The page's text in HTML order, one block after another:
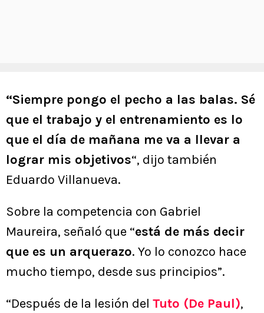
“Siempre pongo el pecho a las balas. Sé
que el trabajo y el entrenamiento es lo
que el día de mañana me va a llevar a
lograr mis objetivos“, dijo también
Eduardo Villanueva.
Sobre la competencia con Gabriel
Maureira, señaló que “está de más decir
que es un arquerazo. Yo lo conozco hace
mucho tiempo, desde sus principios”.
“Después de la lesión del Tuto (De Paul),